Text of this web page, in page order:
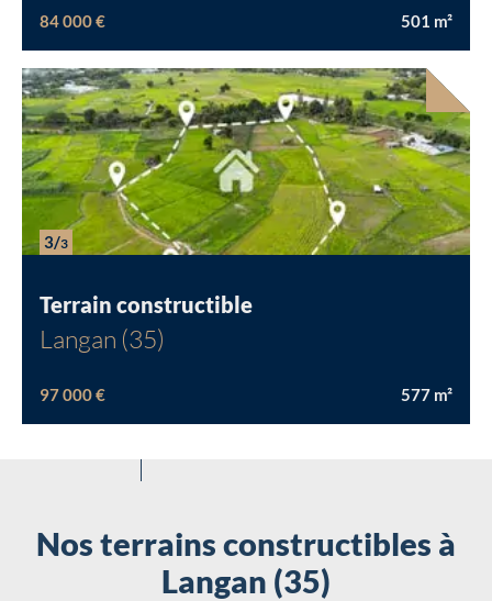
84 000 € 501 m²
3/3
Terrain constructible
Langan (35)
97 000 € 577 m²
Nos terrains constructibles à
Langan (35)